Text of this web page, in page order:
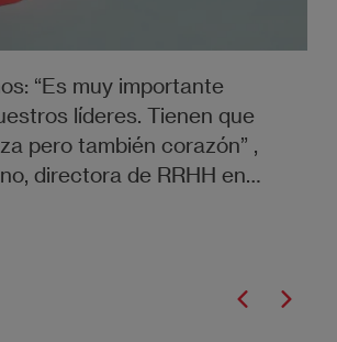
“Es muy importante
líderes. Tienen que
pero también corazón” ,
directora de RRHH en